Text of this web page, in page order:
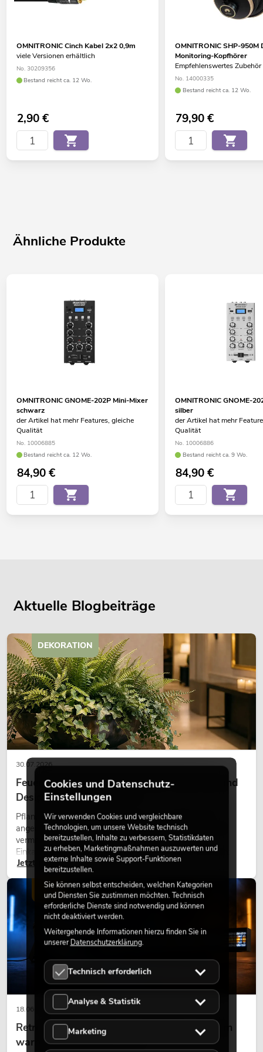
OMNITRONIC Cinch Kabel 2x2 0,9m
viele Versionen erhältlich
No. 30209356
Bestand reicht ca. 12 Wo.
2,90€
OMNITRONIC SHP-950M
Monitoring-Kopfhörer
Empfehlenswertes Zubehör
No. 14000335
Bestand reicht ca. 12 Wo.
79,90€
Ähnliche Produkte
OMNITRONIC GNOME-202P Mini-Mixer
schwarz
der Artikel hat mehr Features, gleiche
Qualität
No. 10006885
Bestand reicht ca. 12 Wo.
84,90€
OMNITRONIC GNOME-
silber
der Artikel hat mehr
Qualität
No. 10006886
Bestand reicht ca. 9 Wo.
84,90€
Aktuelle Blogbeiträge
30.07.2026
Feuerhemmende Kunstpflanzen: Sicherheit und
Design perfekt kombiniert
Pflanzen machen Räume lebendig. Sie schaffen eine
angenehme Atmosphäre, verbessern das Ambiente und
vermitteln Natürlichkeit. Ob in Hotels, Restaurants,
Einkaufszentren, Bürogebäuden oder auf Messeständen:
eine hochwertige Begrünung gehört heute längst zum
modernen Raumkonzept.
Jetzt lesen
DEKORATION
18.06.2026
Retro-Licht im modernen Lichtdesign: Warum
warmes Licht wieder wirkt
LICHT
Cookies und Datenschutz-
Einstellungen
Wir verwenden Cookies und vergleichbare
Technologien, um unsere Website technisch
bereitzustellen, Inhalte zu verbessern, Statistikdaten
zu erheben, Marketingmaßnahmen auszuwerten und
externe Inhalte sowie Support-Funktionen
bereitzustellen.
Sie können selbst entscheiden, welchen Kategorien
und Diensten Sie zustimmen möchten. Technisch
erforderliche Dienste sind notwendig und können
nicht deaktiviert werden.
Weitergehende Informationen hierzu finden Sie in
unsererDatenschutzerklärung.
Technisch erforderlich
Analyse & Statistik
Marketing